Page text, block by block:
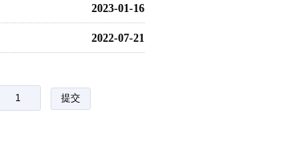
2023-01-16
2022-07-21